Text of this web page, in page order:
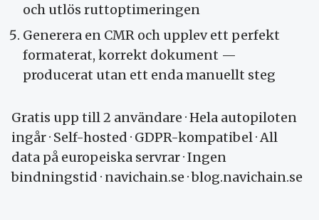
och utlös rutt­optimeringen
Generera en CMR och upplev ett perfekt
formaterat, korrekt dokument —
producerat utan ett enda manuellt steg
Gratis upp till 2 användare · Hela autopiloten
ingår · Self-hosted · GDPR-kompatibel · All
data på europeiska servrar · Ingen
bindningstid · navichain.se · blog.navichain.se